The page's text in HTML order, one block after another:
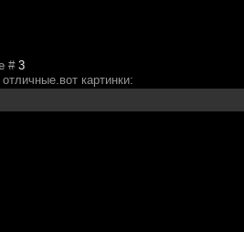
# 3
картинки: